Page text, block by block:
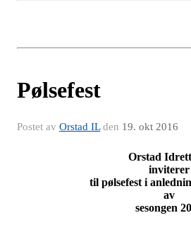
Pølsefest
Postet av Orstad ILden 19. okt 2016
Orstad
inviterer
til pølsefest i
av
sesongen